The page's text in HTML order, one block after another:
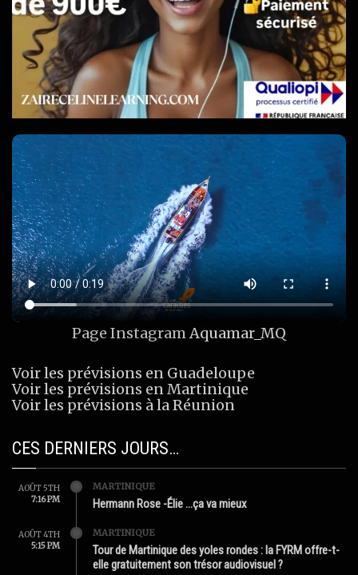
Page InstagramAquamar_MQ
Voir les prévisions en Guadeloupe
Voir les prévisions en Martinique
Voir les prévisions à la Réunion
CES DERNIERS JOURS…
AOÛT 5TH
7:16 PM
MARTINIQUE
Hermann Rose -Élie …ça va mieux
AOÛT 4TH
5:15 PM
MARTINIQUE
Tour de Martinique des yoles rondes : la FYRM offre-t-
elle gratuitement son trésor audiovisuel ?